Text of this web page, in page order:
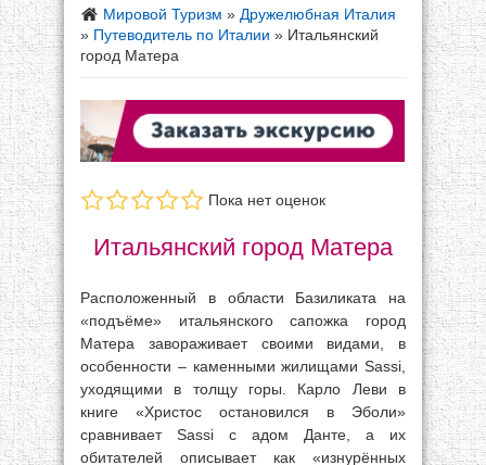
Мировой Туризм » Дружелюбная Италия
» Путеводитель по Италии » Итальянский
город Матера
Пока нет оценок
Итальянский город Матера
Расположенный в области Базиликата на
«подъёме» итальянского сапожка город
Матера завораживает своими видами, в
особенности – каменными жилищами Sassi,
уходящими в толщу горы. Карло Леви в
книге «Христос остановился в Эболи»
сравнивает Sassi с адом Данте, а их
обитателей описывает как «изнурённых